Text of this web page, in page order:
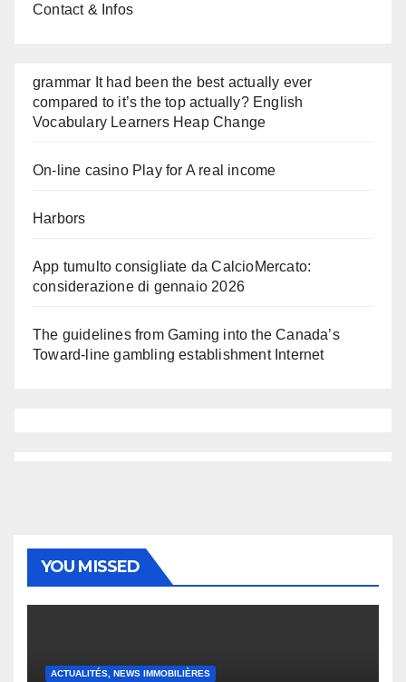
Contact & Infos
grammar It had been the best actually ever
compared to it’s the top actually? English
Vocabulary Learners Heap Change
On-line casino Play for A real income
Harbors
App tumulto consigliate da CalcioMercato:
considerazione di gennaio 2026
The guidelines from Gaming into the Canada’s
Toward-line gambling establishment Internet
YOU MISSED
ACTUALITÉS, NEWS IMMOBILIÈRES